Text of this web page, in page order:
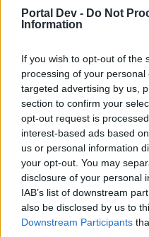
Portal Dev - Do Not
Information
If you wish to opt-out of the
processing of your
targeted advertising by us,
section to confirm your
opt-out request is
interest-based ads based
us or personal information
your opt-out. You may
disclosure of your personal
IAB’s list of downstream
also be disclosed by us to
Downstream Participants
Admiral des Forums
endlich geschafft